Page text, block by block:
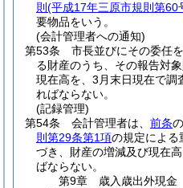
則 (平成17年三原市規則第60
要物品をいう。
(会計管理者への通知)
第53条
市長並びにその委任
る財産のうち、その報告対
現在高を、3月末日現在で調
ればならない。
(記録管理)
第54条
会計管理者は、 前条
則第29条第1項の規定による
づき、財産の増減及び現在
ばならない。
第9章
歳入歳出外現金